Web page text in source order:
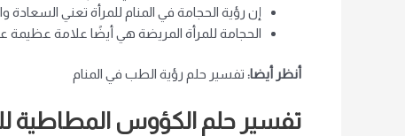
إن رؤية الحجامة في المنام للمرأة تعني
الحجامة للمرأة المريضة هي أيضًا علامة
أنظر أيضا: تفسير حلم رؤية الطب في المنام
تفسير حلم الكؤوس المطاطية